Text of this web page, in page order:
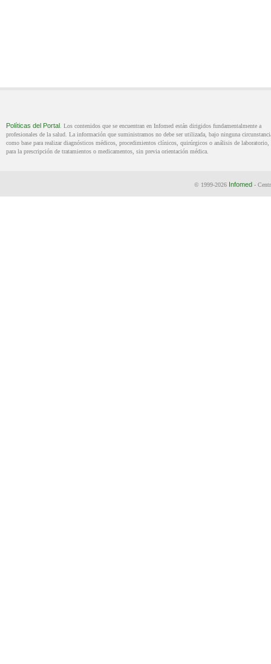
Políticas del Portal . Los contenidos que se encuentran en Infomed están dirigidos fundamentalmente a
profesionales de la salud. La información que suministramos no debe ser utilizada, bajo ninguna
como base para realizar diagnósticos médicos, procedimientos clínicos, quirúrgicos o análisis de laboratorio,
para la prescripción de tratamientos o medicamentos, sin previa orientación médica.
© 1999-2026 Infomed -